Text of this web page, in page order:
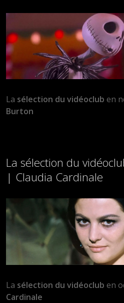
La sélection du vidéoclub en
Burton
La sélection du
| Claudia Cardinale
La sélection du vidéoclub en
Cardinale